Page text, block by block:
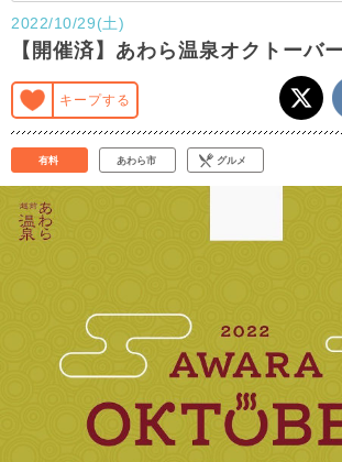
2022/10/29(土)
【開催済】あわら温泉オクトーバ
キープする
有料 あわら市 グルメ